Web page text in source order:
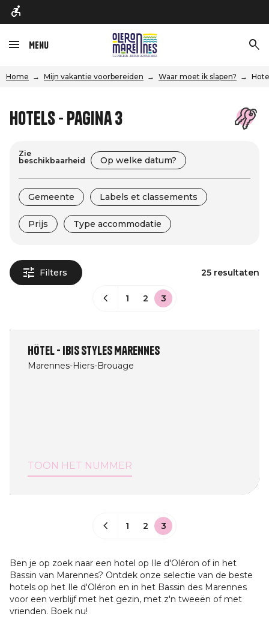
Menu
Home Mijn vakantie voorbereiden Waar moet ik slapen?
Hotels - Pagina 3
Zie
beschikbaarheid
Op welke datum?
Gemeente Labels et classements
Prijs Type accommodatie
Filters 25 resultaten
1 2 3
Hôtel - Ibis Styles Marennes
Marennes-Hiers-Brouage
TOON HET NUMMER
1 2 3
Ben je op zoek naar een hotel op Ile d'Oléron of in het
Bassin van Marennes? Ontdek onze selectie van de beste
hotels op het Ile d'Oléron en in het Bassin des Marennes
voor een verblijf met het gezin, met z'n tweeën of met
vrienden. Boek nu!